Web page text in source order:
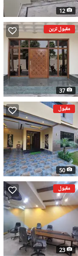
12
مقبول ترین
37
مقبول
50
مقبول
23